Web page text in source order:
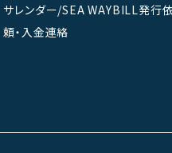
サレンダー/SEA WAYBILL発行依
頼・入金連絡